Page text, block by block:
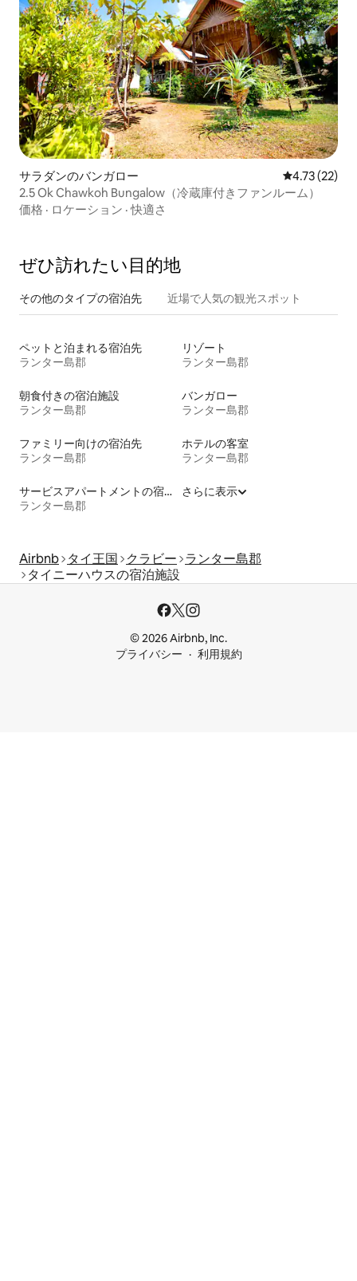
サラダンのバンガロー レビュー22
4.73 (22)
2.5 Ok Chawkoh Bungalow（冷蔵庫付きファンルーム）
価格 · ロケーション ·快適さ
ぜひ訪⁠れ⁠た⁠い目⁠的⁠地
その他のタ⁠イ⁠プ⁠の宿⁠泊⁠先 近場で人気の観光スポット
ペットと泊まれる宿泊先
ランター島郡
リゾート
ランター島郡
朝食付きの宿泊施設
ランター島郡
バンガロー
ランター島郡
ファミリー向けの宿泊先
ランター島郡
ホテルの客室
ランター島郡
サービスアパートメントの宿泊施設
ランター島郡
さらに表示
Airbnb タイ王国 クラビー ランター島郡
タイニーハウスの宿泊施設
© 2026 Airbnb, Inc.
プライバシー
利用規約